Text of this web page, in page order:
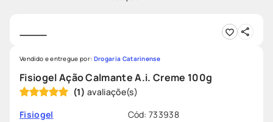
7º
ozivy
Fisiogel Ação Calmante A.i. Creme 100g
(1)
Fisiogel
Cód:733938
Vendido e entregue por: Drogaria Catarinense